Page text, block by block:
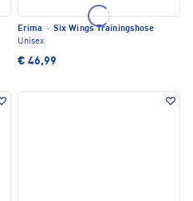
Erima · Six Wings Trainingshose
Unisex
€ 46,99